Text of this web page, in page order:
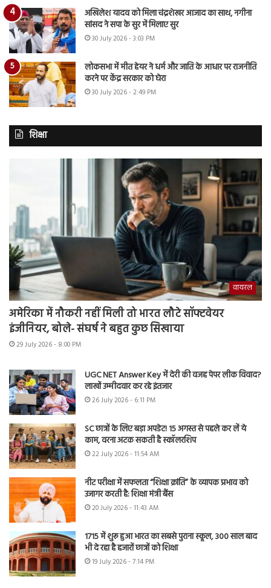
अखिलेश यादव को मिला चंद्रशेखर आजाद का साथ, नगीना
सांसद ने सपा के सुर में मिलाए सुर
30 July 2026 - 3:03 PM
लोकसभा में मीत हेयर ने धर्म और जाति के आधार पर राजनीति
करने पर केंद्र सरकार को घेरा
30 July 2026 - 2:49 PM
शिक्षा
वायरल
अमेरिका में नौकरी नहीं मिली तो भारत लौटे सॉफ्टवेयर
इंजीनियर, बोले- संघर्ष ने बहुत कुछ सिखाया
29 July 2026 - 8:00 PM
UGC NET Answer Key में देरी की वजह पेपर लीक विवाद?
लाखों उम्मीदवार कर रहे इंतजार
26 July 2026 - 6:11 PM
SC छात्रों के लिए बड़ा अपडेट! 15 अगस्त से पहले कर लें ये
काम, वरना अटक सकती है स्कॉलरशिप
22 July 2026 - 11:54 AM
नीट परीक्षा में सफलता “शिक्षा क्रांति” के व्यापक प्रभाव को
उजागर करती है: शिक्षा मंत्री बैंस
20 July 2026 - 11:43 AM
1715 में शुरू हुआ भारत का सबसे पुराना स्कूल, 300 साल बाद
भी दे रहा है हजारों छात्रों को शिक्षा
19 July 2026 - 7:14 PM